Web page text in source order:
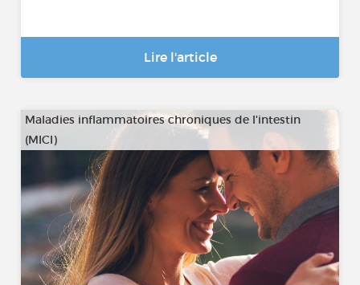
Lire l'article
Maladies inflammatoires chroniques de l'intestin
(MICI)